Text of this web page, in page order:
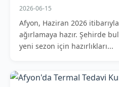
2026-06-15
Afyon, Haziran 2026
ağırlamaya hazır. Şehirde
yeni sezon için hazırlıkları...